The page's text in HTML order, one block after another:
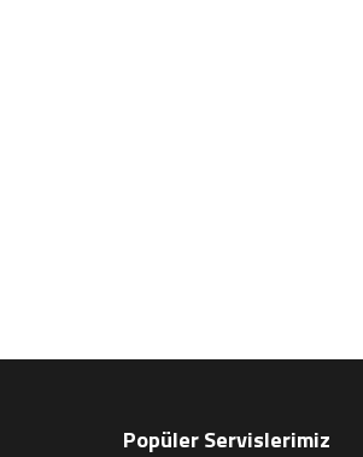
Popüler Servislerimiz